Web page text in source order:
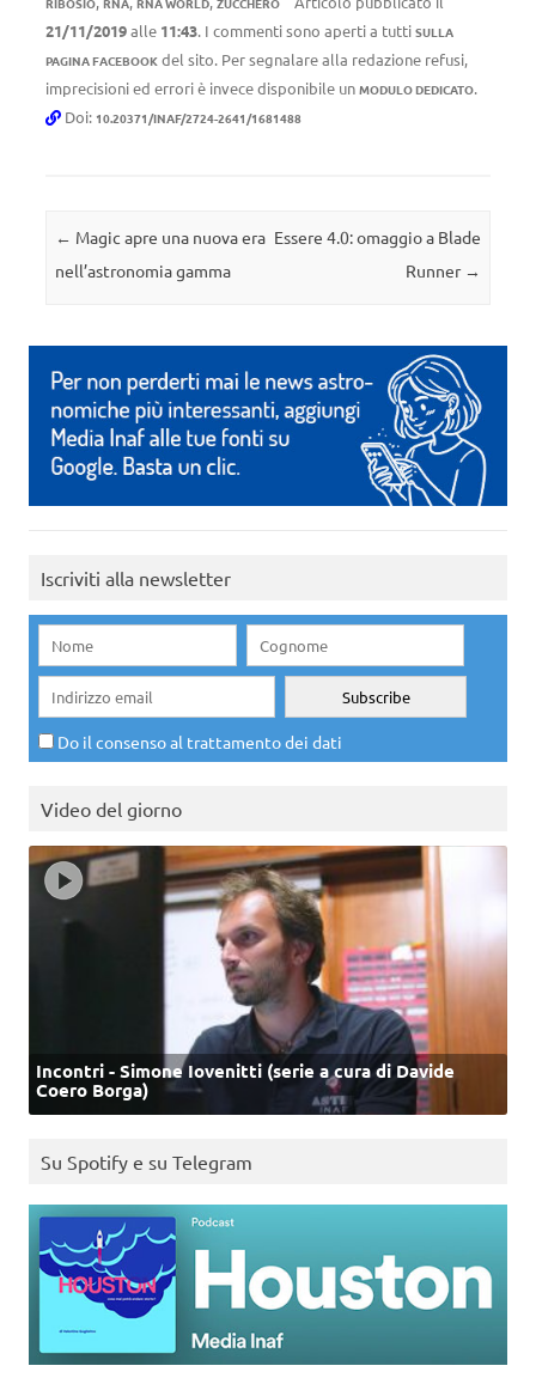
21/11/2019alle 11:43. I commenti sono aperti a tutti SULLA
PAGINA FACEBOOK del sito. Per segnalare alla redazione refusi,
imprecisioni ed errori è invece disponibile un MODULO DEDICATO.
Doi: 10.20371/INAF/2724-2641/1681488
Navigazione articolo
← Magic apre una nuova era
nell’astronomia gamma
Essere 4.0: omaggio a Blade
Runner →
Iscriviti alla newsletter
Do il consenso al trattamento dei dati
Video del giorno
Incontri - Simone Iovenitti (serie a cura di Davide
Coero Borga)
Su Spotify e su Telegram